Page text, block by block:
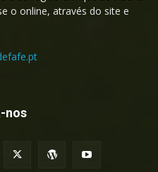
o online, através do site e
nos